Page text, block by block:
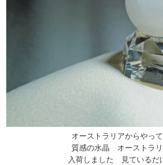
オーストラリアからやっ
質感の水晶 オーストラ
入荷しました 見ているだ